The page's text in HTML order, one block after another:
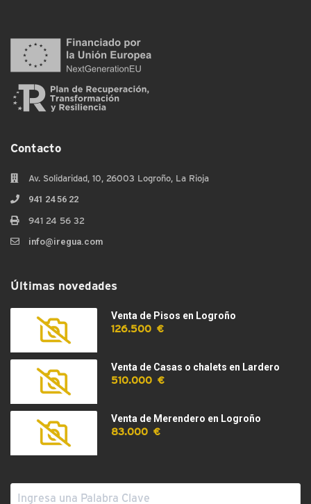
Contacto
Av. Solidaridad, 10, 26003 Logroño, La Rioja
941 24 56 22
941 24 56 32
info@iregua.com
Últimas novedades
Venta de Pisos en Logroño
126.500 €
Venta de Casas o chalets en Lardero
510.000 €
Venta de Merendero en Logroño
83.000 €